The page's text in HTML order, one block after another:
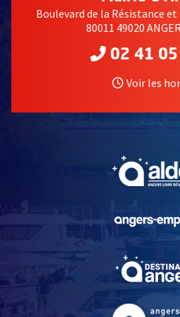
Boulevard de la Résistance
80011 49020
02 41
Voir les